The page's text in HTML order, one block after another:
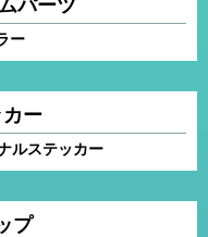
パーツ
ー
ー
ルステッカー
プ